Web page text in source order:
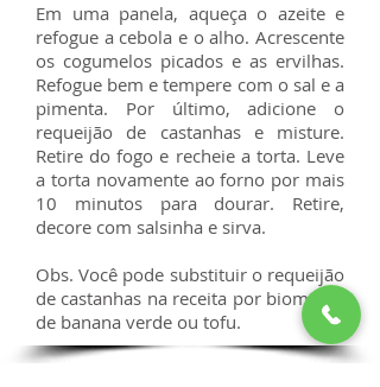
Em uma panela, aqueça o azeite e
refogue a cebola e o alho. Acrescente
os cogumelos picados e as ervilhas.
Refogue bem e tempere com o sal e a
pimenta. Por último, adicione o
requeijão de castanhas e misture.
Retire do fogo e recheie a torta. Leve
a torta novamente ao forno por mais
10 minutos para dourar. Retire,
decore com salsinha e sirva.
Obs. Você pode substituir o requeijão
de castanhas na receita por biomassa
de banana verde ou tofu.